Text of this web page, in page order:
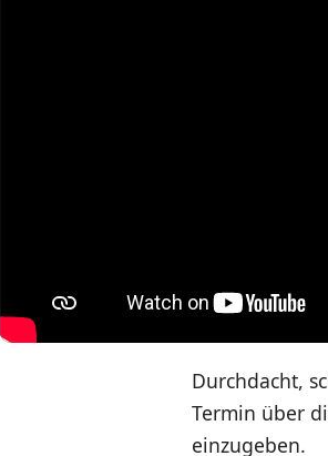
Durchdacht,
Termin über
einzugeben.